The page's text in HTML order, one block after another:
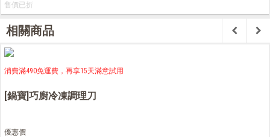
售價已折
相關商品
消費滿490免運費，再享15天滿意試用
[鍋寶]巧廚冷凍調理刀
優惠價